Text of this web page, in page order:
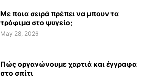
Με ποια σειρά πρέπει να μπουν τα
τρόφιμα στο ψυγείο;
May 28, 2026
Πώς οργανώνουμε χαρτιά και έγγραφα
στο σπίτι